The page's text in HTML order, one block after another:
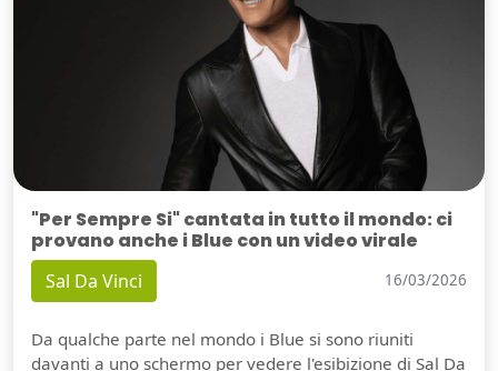
"Per Sempre Si" cantata in tutto il mondo: ci
provano anche i Blue con un video virale
Sal Da Vinci 16/03/2026
Da qualche parte nel mondo i Blue si sono riuniti
davanti a uno schermo per vedere l'esibizione di Sal Da